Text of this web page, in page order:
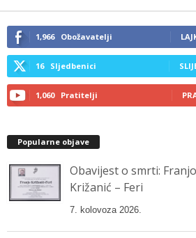
1,966 Obožavatelji
16 Sljedbenici
1,060 Pratitelji
Popularne objave
Obavijest o smrti: Franjo
Križanić – Feri
7. kolovoza 2026.